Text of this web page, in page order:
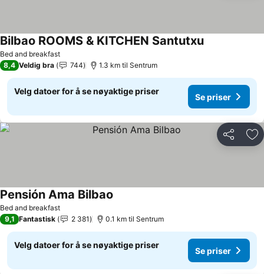
Bed and breakfast
Bilbao ROOMS & KITCHEN SantutxuSe priser
8,4 Veldig bra 744 1.3 km til Sentrum
Velg datoer for å se nøyaktige priser
Se priser
Del
Bed and breakfast
Pensión Ama Bilbao
9,1 Fantastisk 2 381 0.1 km til Sentrum
Velg datoer for å se nøyaktige priser
Se priser